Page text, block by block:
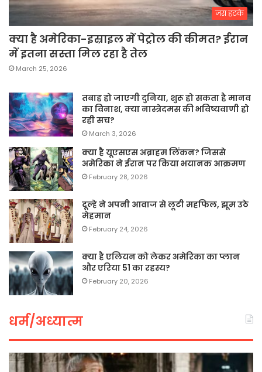
जरा हटके
क्या है अमेरिका-इस्राइल में पेट्रोल की कीमत? ईरान
में इतना सस्ता मिल रहा है तेल
March 25, 2026
तबाह हो जाएगी दुनिया, शुरू हो सकता है मानव
का विनाश, क्या नास्त्रेदमस की भविष्यवाणी हो
रही सच?
March 3, 2026
क्या है यूएसएस अब्राहम लिंकन? जिससे
अमेरिका ने ईरान पर किया भयानक आक्रमण
February 28, 2026
दूल्हे ने अपनी आवाज से लूटी महफिल, झूम उठे
मेहमान
February 24, 2026
क्या है एलियन को लेकर अमेरिका का प्लान
और एरिया 51 का रहस्य?
February 20, 2026
धर्म/अध्यात्म